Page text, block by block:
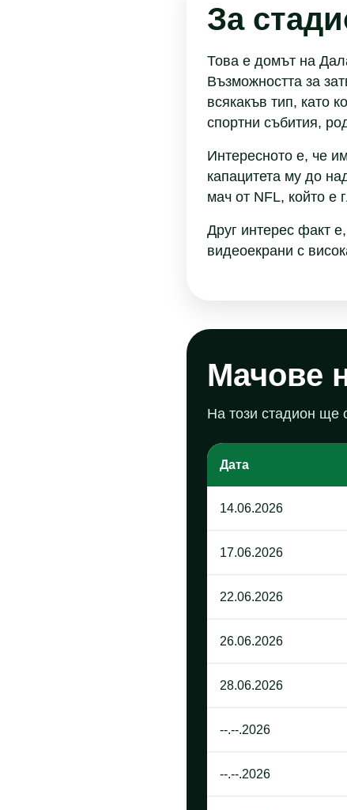
За
Това е домът на
Възможността за
всякакъв тип, като
спортни събития,
Интересното е, че
капацитета му до
мач от NFL, който е
Друг интерес факт
видеоекрани с
Мачове
На този стадион ще
Дата
14.06.2026
17.06.2026
22.06.2026
26.06.2026
28.06.2026
--.--.2026
--.--.2026